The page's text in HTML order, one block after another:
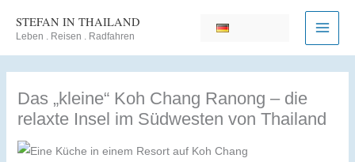
Inhalt
STEFAN IN THAILAND
Leben . Reisen . Radfahren
Das „kleine“ Koh Chang Ranong – die
relaxte Insel im Südwesten von Thailand